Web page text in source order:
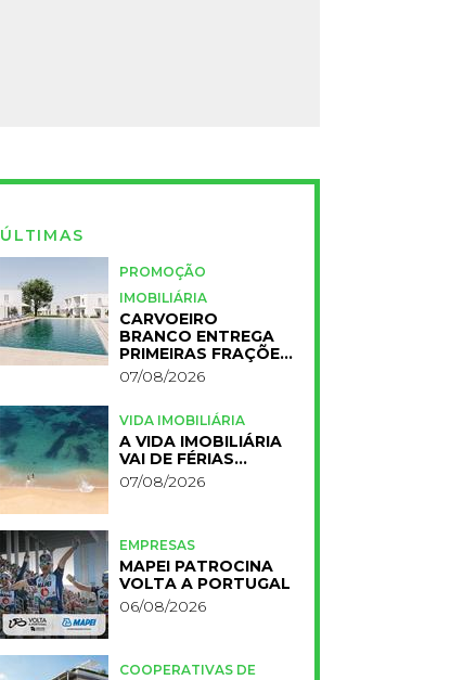
ÚLTIMAS
PROMOÇÃO
IMOBILIÁRIA
CARVOEIRO
BRANCO ENTREGA
PRIMEIRAS FRAÇÕES
DO NOVO RESORT
PRIMELIFE
07/08/2026
VIDA IMOBILIÁRIA
A VIDA IMOBILIÁRIA
VAI DE FÉRIAS…
07/08/2026
EMPRESAS
MAPEI PATROCINA
VOLTA A PORTUGAL
06/08/2026
COOPERATIVAS DE